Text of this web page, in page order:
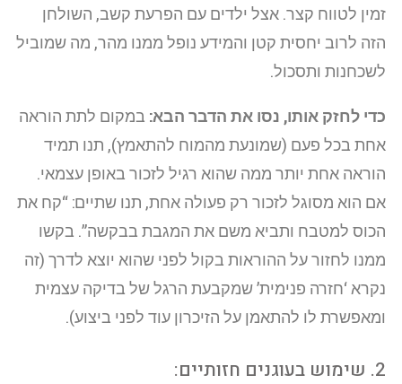
זמין לטווח קצר. אצל ילדים עם הפרעת קשב, השולחן
הזה לרוב יחסית קטן והמידע נופל ממנו מהר, מה שמוביל
לשכחנות ותסכול.
כדי לחזק אותו, נסו את הדבר הבא: במקום לתת הוראה
אחת בכל פעם (שמונעת מהמוח להתאמץ), תנו תמיד
הוראה אחת יותר ממה שהוא רגיל לזכור באופן עצמאי.
אם הוא מסוגל לזכור רק פעולה אחת, תנו שתיים: “קח את
הכוס למטבח ותביא משם את המגבת בבקשה”. בקשו
ממנו לחזור על ההוראות בקול לפני שהוא יוצא לדרך (זה
נקרא ‘חזרה פנימית’ שמקבעת הרגל של בדיקה עצמית
ומאפשרת לו להתאמן על הזיכרון עוד לפני ביצוע).
2. שימוש בעוגנים חזותיים: